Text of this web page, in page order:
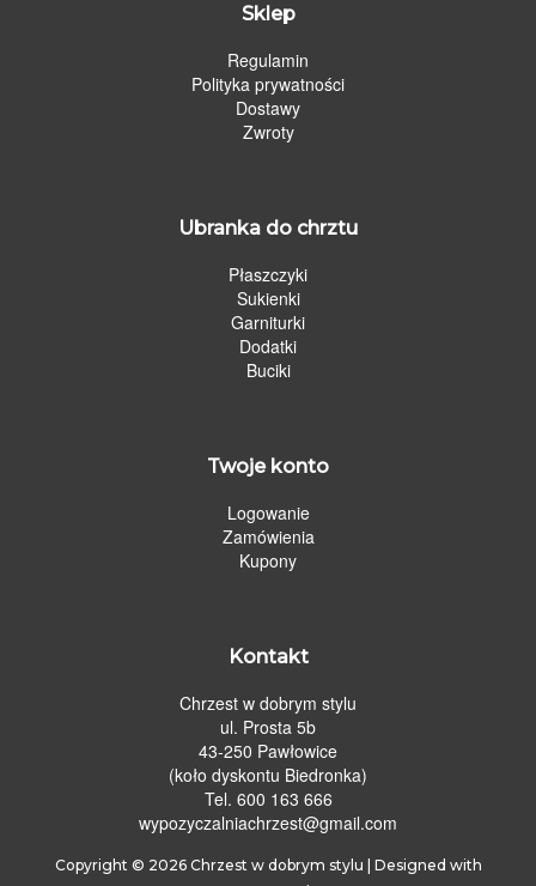
Sklep
Regulamin
Polityka prywatności
Dostawy
Zwroty
Ubranka do chrztu
Płaszczyki
Sukienki
Garniturki
Dodatki
Buciki
Twoje konto
Logowanie
Zamówienia
Kupony
Kontakt
Chrzest w dobrym stylu
ul. Prosta 5b
43-250 Pawłowice
(koło dyskontu Biedronka)
Tel. 600 163 666
wypozyczalniachrzest@gmail.com
Copyright © 2026 Chrzest w dobrym stylu | Designed with